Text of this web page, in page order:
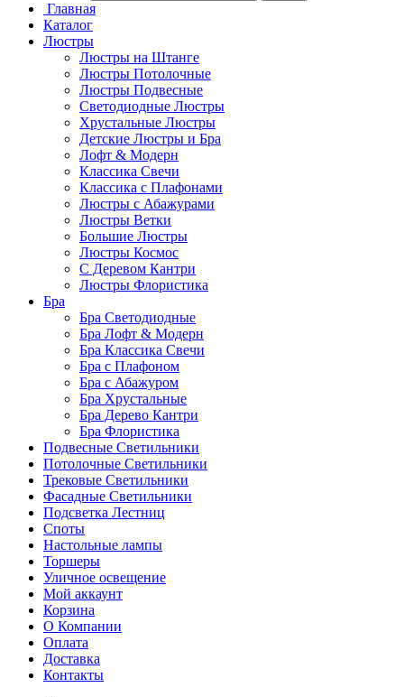
Главная
Каталог
Люстры
Люстры на Штанге
Люстры Потолочные
Люстры Подвесные
Светодиодные Люстры
Хрустальные Люстры
Детские Люстры и Бра
Лофт & Модерн
Классика Свечи
Классика с Плафонами
Люстры с Абажурами
Люстры Ветки
Большие Люстры
Люстры Космос
С Деревом Кантри
Люстры Флористика
Бра
Бра Светодиодные
Бра Лофт & Модерн
Бра Классика Свечи
Бра с Плафоном
Бра с Абажуром
Бра Хрустальные
Бра Дерево Кантри
Бра Флористика
Подвесные Светильники
Потолочные Светильники
Трековые Светильники
Фасадные Светильники
Подсветка Лестниц
Споты
Настольные лампы
Торшеры
Уличное освещение
Мой аккаунт
Корзина
О Компании
Оплата
Доставка
Контакты